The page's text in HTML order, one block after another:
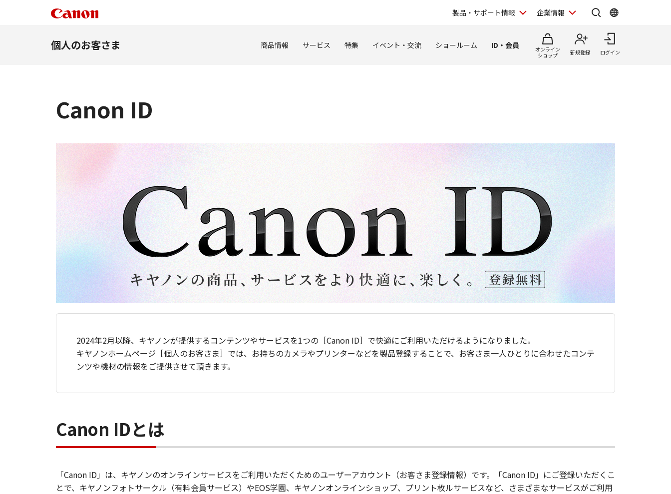
製品・サポート情報 企業情報
個人のお客さま 商品情報 サービス 特集 イベント・交流 ショールーム ID・会員
オンライン
ショップ
新規登録 ログイン
Canon ID
2024年2月以降、キヤノンが提供するコンテンツやサービスを1つの［Canon ID］で快適にご利用いただけるようになりました。
キヤノンホームページ［個人のお客さま］では、お持ちのカメラやプリンターなどを製品登録することで、お客さま一人ひとりに合わせたコンテ
ンツや機材の情報をご提供させて頂きます。
Canon IDとは
「Canon ID」は、キヤノンのオンラインサービスをご利用いただくためのユーザーアカウント（お客さま登録情報）です。「Canon ID」にご登録いただくこ
とで、キヤノンフォトサークル（有料会員サービス）やEOS学園、キヤノンオンラインショップ、プリント枚ルサービスなど、さまざまなサービスがご利用